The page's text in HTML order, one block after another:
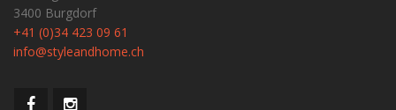
3400 Burgdorf
+41 (0)34 423 09 61
info@styleandhome.ch